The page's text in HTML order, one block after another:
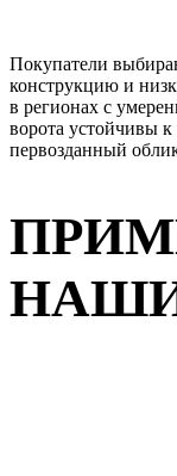
Покупатели
конструкцию и
в регионах с
ворота устойчивы
первозданный